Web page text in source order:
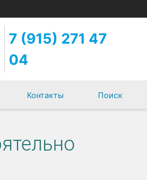
7 (915) 271 47
04
Контакты Поиск